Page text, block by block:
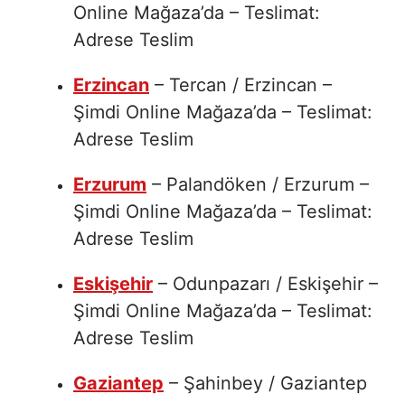
Online Mağaza’da – Teslimat:
Adrese Teslim
Erzincan – Tercan / Erzincan –
Şimdi Online Mağaza’da – Teslimat:
Adrese Teslim
Erzurum – Palandöken / Erzurum –
Şimdi Online Mağaza’da – Teslimat:
Adrese Teslim
Eskişehir – Odunpazarı / Eskişehir –
Şimdi Online Mağaza’da – Teslimat:
Adrese Teslim
Gaziantep – Şahinbey / Gaziantep